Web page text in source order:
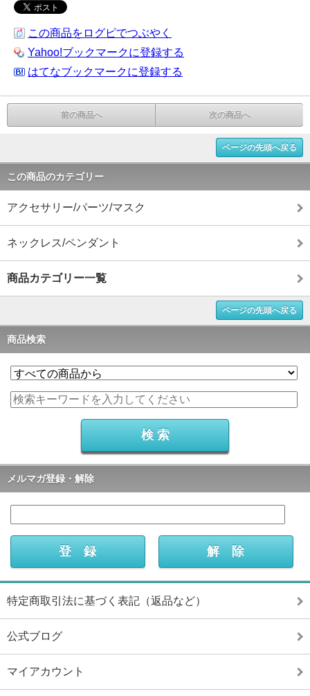
この商品をログピでつぶやく
Yahoo!ブックマークに登録する
はてなブックマークに登録する
前の商品へ 次の商品へ
ページの先頭へ戻る
この商品のカテゴリー
アクセサリー/パーツ/マスク
ネックレス/ペンダント
商品カテゴリー一覧
ページの先頭へ戻る
商品検索
メルマガ登録・解除
特定商取引法に基づく表記（返品など）
公式ブログ
マイアカウント